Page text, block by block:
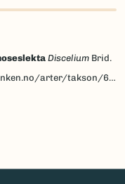
Discelium Brid.
takson/64287/beskrivelse